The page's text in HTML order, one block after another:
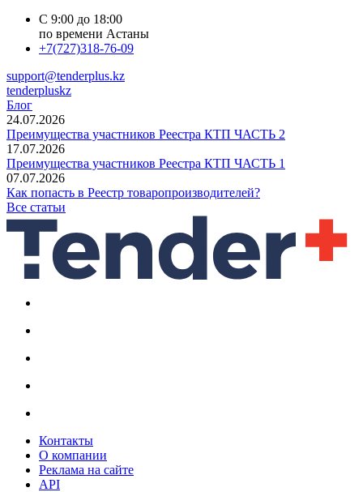
С 9:00 до 18:00
по времени Астаны
+7(727)318-76-09
support@tenderplus.kz
tenderpluskz
Блог
24.07.2026
Преимущества участников Реестра КТП ЧАСТЬ 2
17.07.2026
Преимущества участников Реестра КТП ЧАСТЬ 1
07.07.2026
Как попасть в Реестр товаропроизводителей?
Все статьи
Контакты
О компании
Реклама на сайте
API